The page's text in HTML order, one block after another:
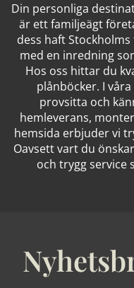
Din personliga
är ett familjeägt
dess haft
med en inredning
Hos oss hittar du
plånböcker. I
provsitta och
hemleverans,
hemsida erbjuder vi
Oavsett vart du
och trygg service